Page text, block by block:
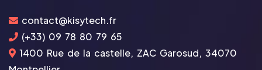
contact@kisytech.fr
(+33) 09 78 80 79 65
1400 Rue de la castelle, ZAC Garosud, 34070